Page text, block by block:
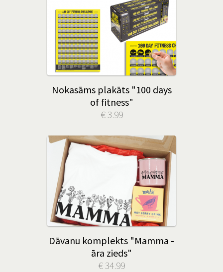
Nokasāms plakāts "100 days
of fitness"
€ 3.99
Dāvanu komplekts "Mamma -
āra zieds"
€ 34.99